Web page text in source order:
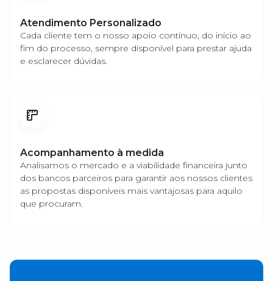
Atendimento Personalizado
Cada cliente tem o nosso apoio contínuo, do início ao
fim do processo, sempre disponível para prestar ajuda
e esclarecer dúvidas.
Acompanhamento à medida
Analisamos o mercado e a viabilidade financeira junto
dos bancos parceiros para garantir aos nossos clientes
as propostas disponíveis mais vantajosas para aquilo
que procuram.